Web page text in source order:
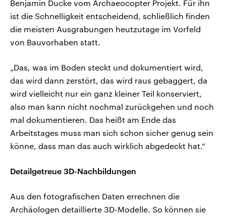
Benjamin Ducke vom Archaeocopter Projekt. Für ihn
ist die Schnelligkeit entscheidend, schließlich finden
die meisten Ausgrabungen heutzutage im Vorfeld
von Bauvorhaben statt.
„Das, was im Boden steckt und dokumentiert wird,
das wird dann zerstört, das wird raus gebaggert, da
wird vielleicht nur ein ganz kleiner Teil konserviert,
also man kann nicht nochmal zurückgehen und noch
mal dokumentieren. Das heißt am Ende das
Arbeitstages muss man sich schon sicher genug sein
könne, dass man das auch wirklich abgedeckt hat.“
Detailgetreue 3D-Nachbildungen
Aus den fotografischen Daten errechnen die
Archäologen detaillierte 3D-Modelle. So können sie